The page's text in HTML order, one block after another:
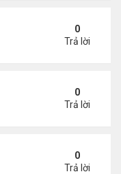
1/14/22
0
Trả lời
1/7/22
0
Trả lời
21- 1/7/22
0
Trả lời